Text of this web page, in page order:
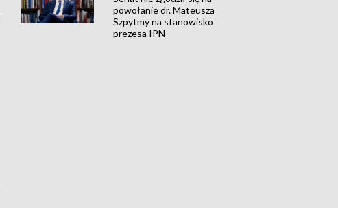
powołanie dr. Mateusza
Szpytmy na stanowisko
prezesa IPN